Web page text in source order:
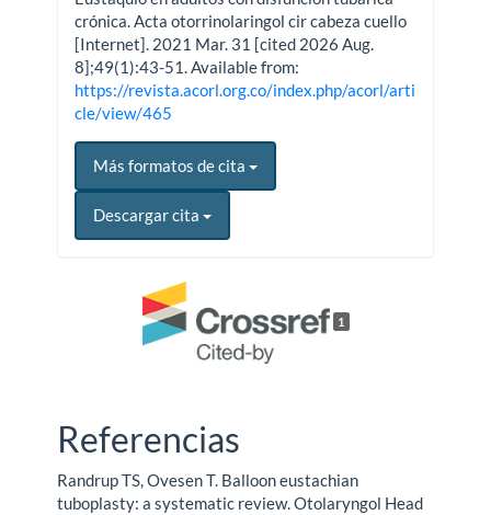
crónica. Acta otorrinolaringol cir cabeza cuello
[Internet]. 2021 Mar. 31 [cited 2026 Aug.
8];49(1):43-51. Available from:
https://revista.acorl.org.co/index.php/acorl/arti
cle/view/465
Más formatos de cita
Descargar cita
1
Referencias
Randrup TS, Ovesen T. Balloon eustachian
tuboplasty: a systematic review. Otolaryngol Head